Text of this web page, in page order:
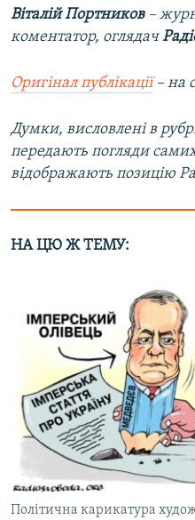
Віталій Портников–
коментатор, оглядач
Оригінал публікації– на
Думки, висловлені в
передають погляди
відображають позицію
НА ЦЮ Ж ТЕМУ:
Політична карикатура